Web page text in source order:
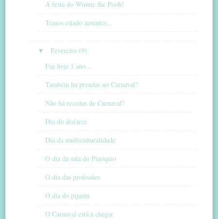
A festa do Winnie the Pooh!
Temos estado ausentes...
▼
Fevereiro (9)
Faz hoje 1 ano...
Também há prendas no Carnaval?
Não há receitas de Carnaval?
Dia do disfarce
Dia da multiculturalidade
O dia da sala do Pinóquio
O dia das profissões
O dia do pijama
O Carnaval está a chegar